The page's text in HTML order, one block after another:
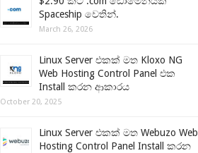
Spaceship වෙතින්.
March 26, 2026
Linux Server එකක් මත Kloxo NG
Web Hosting Control Panel එක
Install කරන ආකාරය
October 20, 2025
Linux Server එකක් මත Webuzo Web
Hosting Control Panel Install කරන